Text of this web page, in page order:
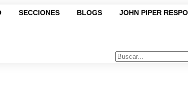
SECCIONES BLOGS JOHN PIPER